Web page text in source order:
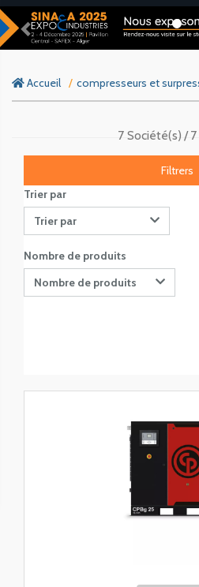
Previous
Accueil compresseurs et
7 Société(s)
Filtrers
Trier par
Trier par
Nombre de produits
Nombre de produits